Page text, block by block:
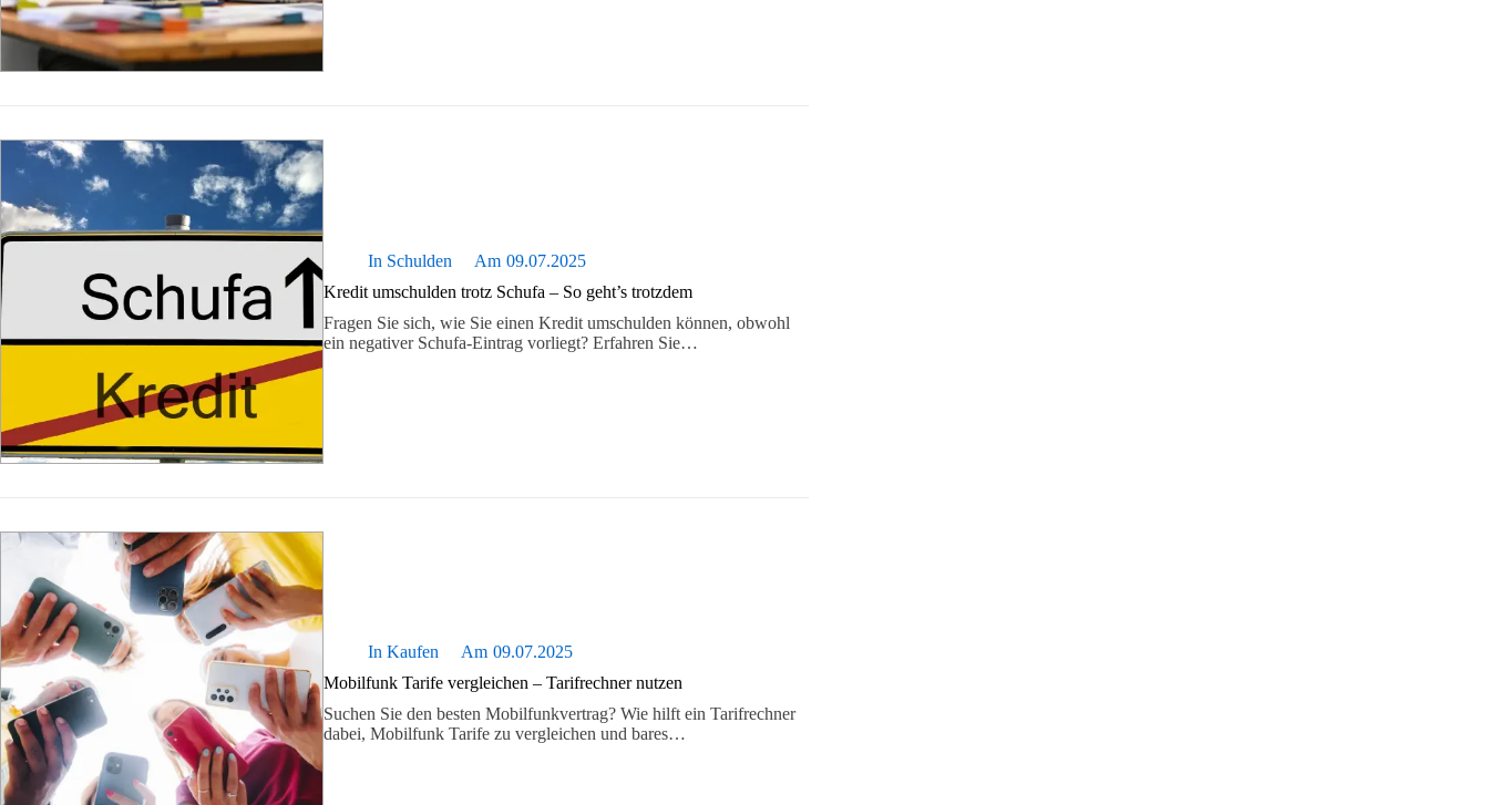
In Schulden Am 09.07.2025
Kredit umschulden trotz Schufa – So geht’s trotzdem
Fragen Sie sich, wie Sie einen Kredit umschulden können, obwohl
ein negativer Schufa-Eintrag vorliegt? Erfahren Sie…
In Kaufen Am 09.07.2025
Mobilfunk Tarife vergleichen – Tarifrechner nutzen
Suchen Sie den besten Mobilfunkvertrag? Wie hilft ein Tarifrechner
dabei, Mobilfunk Tarife zu vergleichen und bares…